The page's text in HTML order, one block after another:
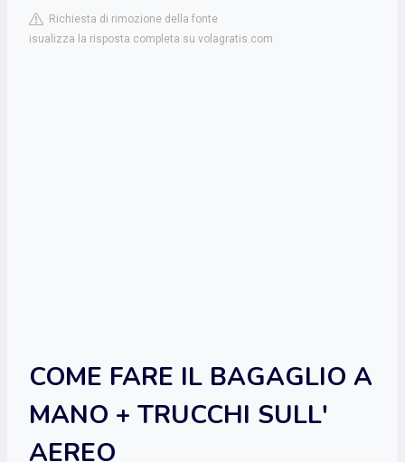
Richiesta di rimozione della fonte
isualizza la risposta completa su volagratis.com
COME FARE IL BAGAGLIO A
MANO + TRUCCHI SULL'
AEREO